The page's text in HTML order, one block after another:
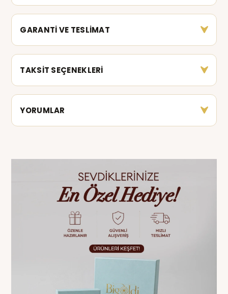
GARANTİ VE TESLİMAT
TAKSİT SEÇENEKLERİ
YORUMLAR